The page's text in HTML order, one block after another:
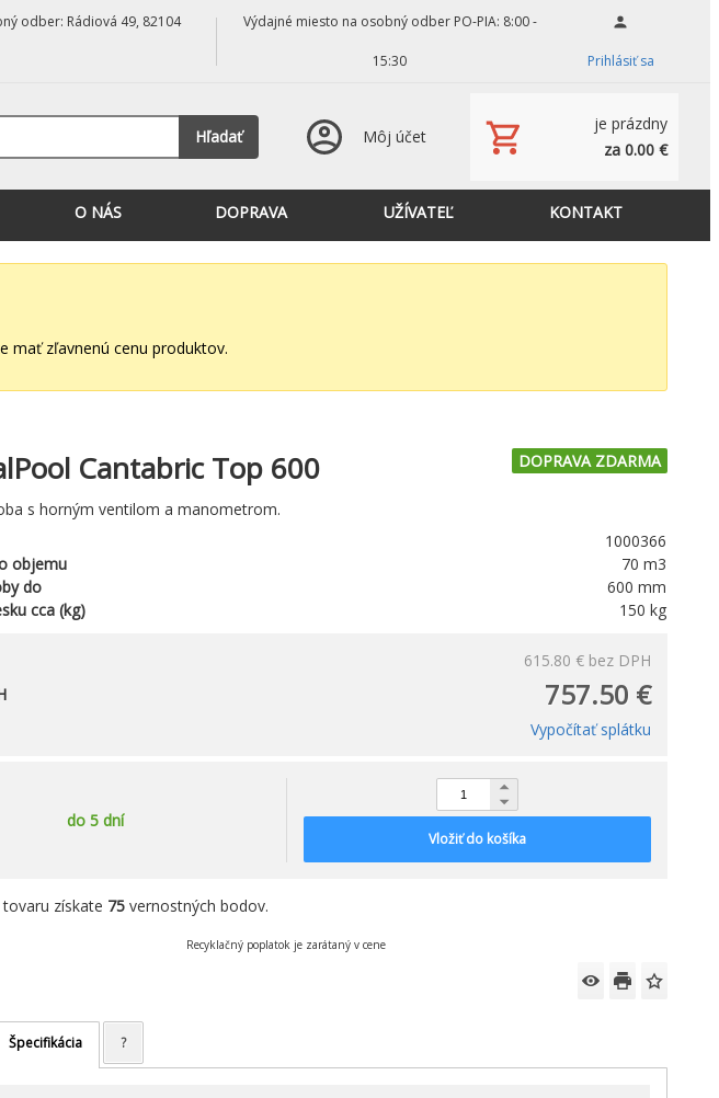
odber: Rádiová 49, 82104 Výdajné miesto na osobný odber PO-PIA: 8:00 -
15:30 Prihlásiť sa
Hľadať Môj účet
je prázdny
za 0.00 €
O NÁS DOPRAVA UŽÍVATEĽ KONTAKT
mať zľavnenú cenu produktov.
DOPRAVA ZDARMA
Cantabric Top 600
s horným ventilom a manometrom.
1000366
objemu
70 m3
do
600 mm
cca (kg)
150 kg
615.80 € bez DPH
757.50 €
Vypočítať splátku
do 5 dní
Vložiť do košíka
získate 75vernostných bodov.
Recyklačný poplatok je zarátaný v cene
Špecifikácia ?